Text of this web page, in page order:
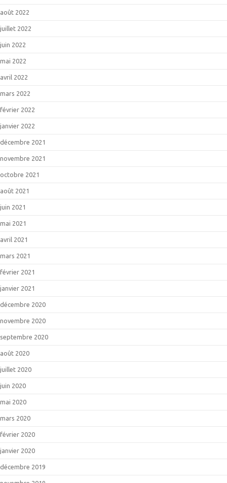
août 2022
juillet 2022
juin 2022
mai 2022
avril 2022
mars 2022
février 2022
janvier 2022
décembre 2021
novembre 2021
octobre 2021
août 2021
juin 2021
mai 2021
avril 2021
mars 2021
février 2021
janvier 2021
décembre 2020
novembre 2020
septembre 2020
août 2020
juillet 2020
juin 2020
mai 2020
mars 2020
février 2020
janvier 2020
décembre 2019